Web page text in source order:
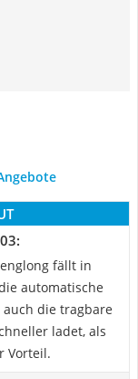
fällt in
automatische
die tragbare
ladet, als
Vorteil.